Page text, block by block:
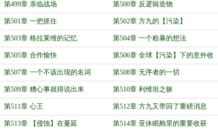
第499章 亲临战场 第500章 反逻辑造物
第501章 一把抓住 第502章 方九的【污染】
第503章 格拉莱维的记忆 第504章 一个粗暴的想法
第505章 合作愉快 第506章 全球【污染】下的意外收
获
第507章 一个不该出现的名词 第508章 无序者的一切
第509章 糟心事就得说出来 第510章 利维坦之躯
第511章 心王 第512章 方九又带回了重磅消息
第513章 【侵蚀】在蔓延 第514章 亚休眠舱里的重要收获